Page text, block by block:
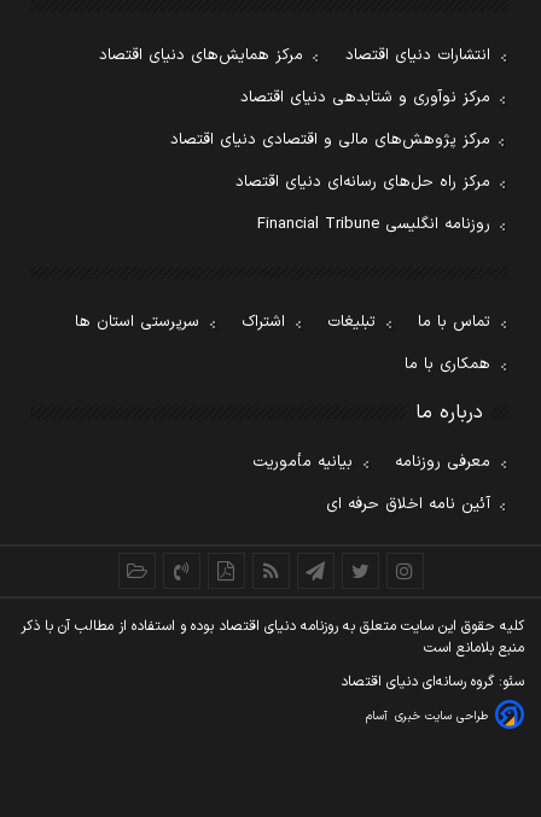
انتشارات دنیای اقتصاد
مرکز همایش‌های دنیای اقتصاد
مرکز نوآوری و شتابدهی دنیای اقتصاد
مرکز پژوهش‌های مالی و اقتصادی دنیای اقتصاد
مرکز راه حل‌های رسانه‌ای دنیای اقتصاد
روزنامه انگلیسی Financial Tribune
تماس با ما تبلیغات اشتراک
سرپرستی استان ها
همکاری با ما
درباره ما
معرفی روزنامه
بیانیه مأموریت
آئین نامه اخلاق حرفه ای
کليه حقوق اين سايت متعلق به روزنامه دنيای اقتصاد بوده و استفاده از مطالب آن با ذکر
منبع بلامانع است
سئو: گروه رسانه‌ای دنیای اقتصاد
طراحی سایت خبری آسام